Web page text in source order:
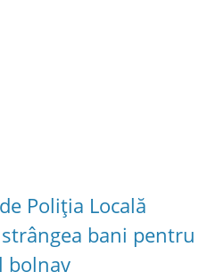
Poliția Locală
bani pentru
bolnav